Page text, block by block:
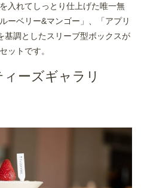
入れてしっとり仕上げた唯一無
ーベリー&マンゴー」、「アプリ
基調としたスリーブ型ボックスが
ットです。
ィーズギャラリ